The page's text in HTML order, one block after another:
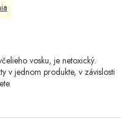
vosku, je netoxický.
v jednom produkte, v závislosti